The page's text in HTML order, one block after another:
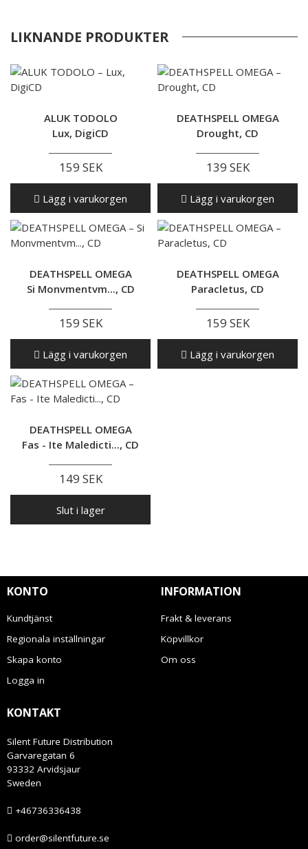
LIKNANDE PRODUKTER
ALUK TODOLO
Lux, DigiCD
159 SEK
Lägg i varukorgen
DEATHSPELL OMEGA
Drought, CD
139 SEK
Lägg i varukorgen
DEATHSPELL OMEGA
Si Monvmentvm..., CD
159 SEK
Lägg i varukorgen
DEATHSPELL OMEGA
Paracletus, CD
159 SEK
Lägg i varukorgen
DEATHSPELL OMEGA
Fas - Ite Maledicti..., CD
149 SEK
Slut i lager
KONTO
Kundtjänst
Regionala inställningar
Skapa konto
Logga in
INFORMATION
Frakt & leverans
Köpvillkor
Om oss
KONTAKT
Silent Future Distribution
Garvaregatan 6
93332 Arvidsjaur
Sweden
+46736336438
order@silentfuture.se